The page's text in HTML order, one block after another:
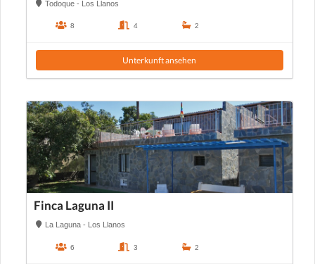
Todoque - Los Llanos
8 4 2
Unterkunft ansehen
Finca Laguna II
La Laguna - Los Llanos
6 3 2